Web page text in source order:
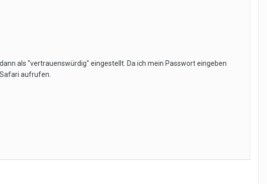
als "vertrauenswürdig" eingestellt. Da ich mein Passwort eingeben
aufrufen.